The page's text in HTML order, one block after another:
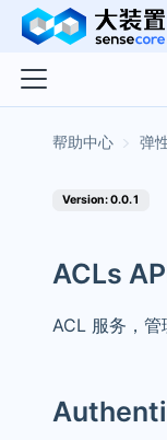
弹
Version: 0.0.1
ACLs
ACL 服务，